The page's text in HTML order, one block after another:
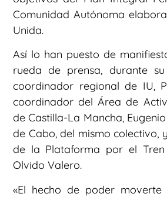
Comunidad Autónoma
Unida.
Así lo han puesto de
rueda de prensa, durante
coordinador regional de IU,
coordinador del Área de
de Castilla-La Mancha,
de Cabo, del mismo colectivo,
de la Plataforma por el Tren
Olvido Valero.
«El hecho de poder